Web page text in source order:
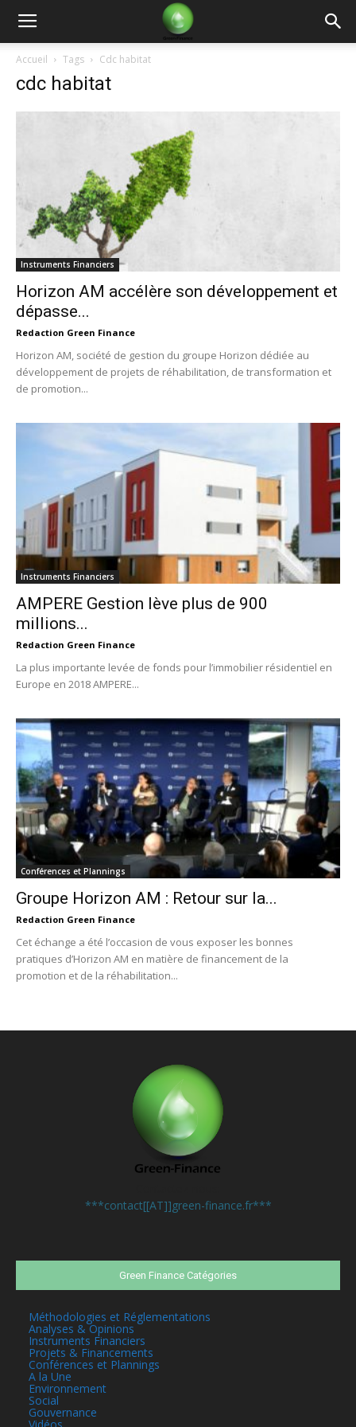
Green
Finance
Accueil Tags Cdc habitat
cdc habitat
Instruments Financiers
Horizon AM accélère son développement et
dépasse...
Redaction Green Finance
Horizon AM, société de gestion du groupe Horizon dédiée au
développement de projets de réhabilitation, de transformation et
de promotion...
Instruments Financiers
AMPERE Gestion lève plus de 900
millions...
Redaction Green Finance
La plus importante levée de fonds pour l’immobilier résidentiel en
Europe en 2018 AMPERE...
Conférences et Plannings
Groupe Horizon AM : Retour sur la...
Redaction Green Finance
Cet échange a été l’occasion de vous exposer les bonnes
pratiques d’Horizon AM en matière de financement de la
promotion et de la réhabilitation...
***contact[[AT]]green-finance.fr***
Green Finance Catégories
Méthodologies et Réglementations
Analyses & Opinions
Instruments Financiers
Projets & Financements
Conférences et Plannings
A la Une
Environnement
Social
Gouvernance